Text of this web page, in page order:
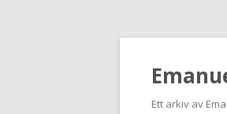
Ett arkiv av